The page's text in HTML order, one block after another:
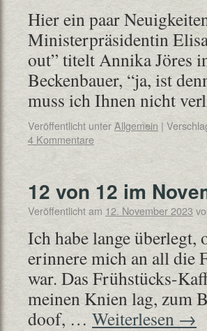
Hier ein paar
Ministerpräsidentin
out” titelt Annika Jöres
Beckenbauer, “ja, ist
muss ich Ihnen nicht
Veröffentlicht unterAllgemein |
4 Kommentare
12 von 12 im
Veröffentlicht am 12. November 2023
Ich habe lange überlegt,
erinnere mich an all die
war. Das Frühstücks-
meinen Knien lag, zum
doof, … Weiterlesen→